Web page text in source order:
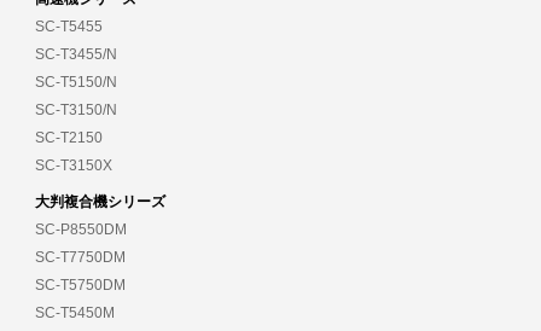
SC-T5455
SC-T3455/N
SC-T5150/N
SC-T3150/N
SC-T2150
SC-T3150X
大判複合機シリーズ
SC-P8550DM
SC-T7750DM
SC-T5750DM
SC-T5450M